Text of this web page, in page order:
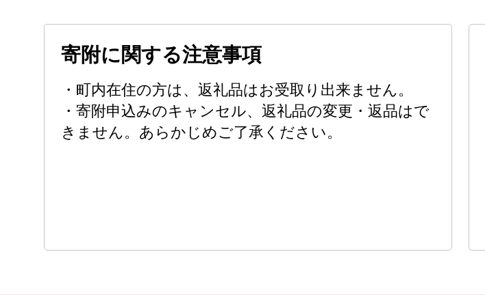
寄附に関する注意事項
・町内在住の方は、返礼品はお受取り出来ません。
・寄附申込みのキャンセル、返礼品の変更・返品はで
きません。あらかじめご了承ください。